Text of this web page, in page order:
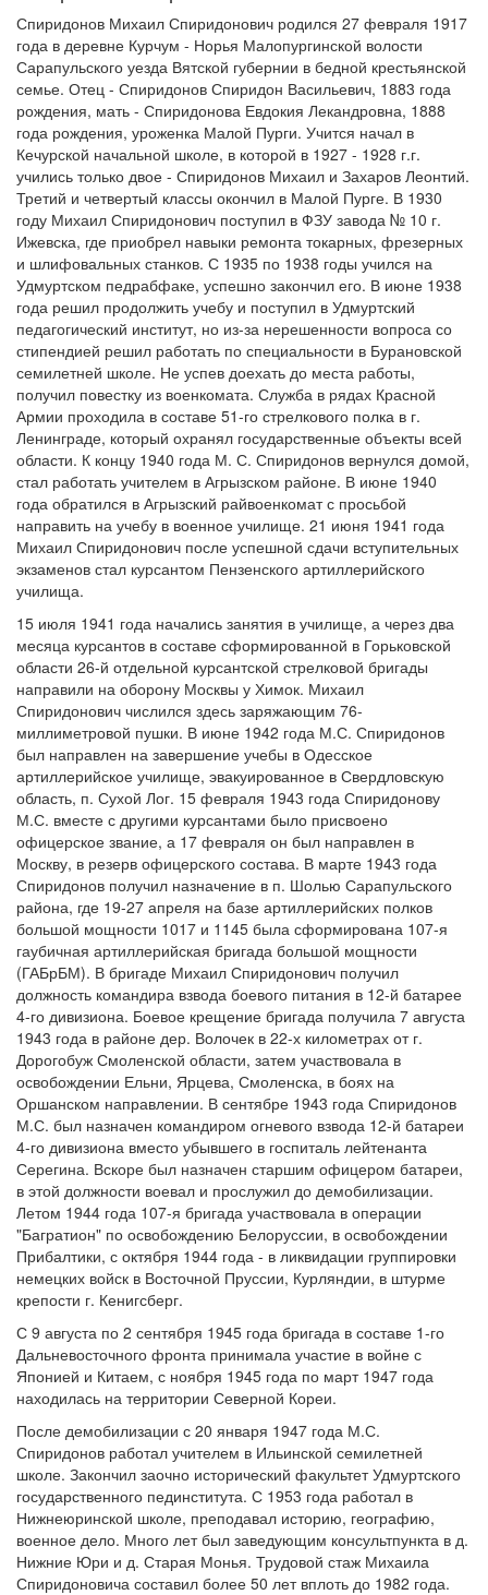
Спиридонов Михаил Спиридонович родился 27 февраля 1917
года в деревне Курчум - Норья Малопургинской волости
Сарапульского уезда Вятской губернии в бедной крестьянской
семье. Отец - Спиридонов Спиридон Васильевич, 1883 года
рождения, мать - Спиридонова Евдокия Лекандровна, 1888
года рождения, уроженка Малой Пурги. Учится начал в
Кечурской начальной школе, в которой в 1927 - 1928 г.г.
учились только двое - Спиридонов Михаил и Захаров Леонтий.
Третий и четвертый классы окончил в Малой Пурге. В 1930
году Михаил Спиридонович поступил в ФЗУ завода № 10 г.
Ижевска, где приобрел навыки ремонта токарных, фрезерных
и шлифовальных станков. С 1935 по 1938 годы учился на
Удмуртском педрабфаке, успешно закончил его. В июне 1938
года решил продолжить учебу и поступил в Удмуртский
педагогический институт, но из-за нерешенности вопроса со
стипендией решил работать по специальности в Бурановской
семилетней школе. Не успев доехать до места работы,
получил повестку из военкомата. Служба в рядах Красной
Армии проходила в составе 51-го стрелкового полка в г.
Ленинграде, который охранял государственные объекты всей
области. К концу 1940 года М. С. Спиридонов вернулся домой,
стал работать учителем в Агрызском районе. В июне 1940
года обратился в Агрызский райвоенкомат с просьбой
направить на учебу в военное училище. 21 июня 1941 года
Михаил Спиридонович после успешной сдачи вступительных
экзаменов стал курсантом Пензенского артиллерийского
училища.
15 июля 1941 года начались занятия в училище, а через два
месяца курсантов в составе сформированной в Горьковской
области 26-й отдельной курсантской стрелковой бригады
направили на оборону Москвы у Химок. Михаил
Спиридонович числился здесь заряжающим 76-
миллиметровой пушки. В июне 1942 года М.С. Спиридонов
был направлен на завершение учебы в Одесское
артиллерийское училище, эвакуированное в Свердловскую
область, п. Сухой Лог. 15 февраля 1943 года Спиридонову
М.С. вместе с другими курсантами было присвоено
офицерское звание, а 17 февраля он был направлен в
Москву, в резерв офицерского состава. В марте 1943 года
Спиридонов получил назначение в п. Шолью Сарапульского
района, где 19-27 апреля на базе артиллерийских полков
большой мощности 1017 и 1145 была сформирована 107-я
гаубичная артиллерийская бригада большой мощности
(ГАБрБМ). В бригаде Михаил Спиридонович получил
должность командира взвода боевого питания в 12-й батарее
4-го дивизиона. Боевое крещение бригада получила 7 августа
1943 года в районе дер. Волочек в 22-х километрах от г.
Дорогобуж Смоленской области, затем участвовала в
освобождении Ельни, Ярцева, Смоленска, в боях на
Оршанском направлении. В сентябре 1943 года Спиридонов
М.С. был назначен командиром огневого взвода 12-й батареи
4-го дивизиона вместо убывшего в госпиталь лейтенанта
Серегина. Вскоре был назначен старшим офицером батареи,
в этой должности воевал и прослужил до демобилизации.
Летом 1944 года 107-я бригада участвовала в операции
"Багратион" по освобождению Белоруссии, в освобождении
Прибалтики, с октября 1944 года - в ликвидации группировки
немецких войск в Восточной Пруссии, Курляндии, в штурме
крепости г. Кенигсберг.
С 9 августа по 2 сентября 1945 года бригада в составе 1-го
Дальневосточного фронта принимала участие в войне с
Японией и Китаем, с ноября 1945 года по март 1947 года
находилась на территории Северной Кореи.
После демобилизации с 20 января 1947 года М.С.
Спиридонов работал учителем в Ильинской семилетней
школе. Закончил заочно исторический факультет Удмуртского
государственного пединститута. С 1953 года работал в
Нижнеюринской школе, преподавал историю, географию,
военное дело. Много лет был заведующим консультпункта в д.
Нижние Юри и д. Старая Монья. Трудовой стаж Михаила
Спиридоновича составил более 50 лет вплоть до 1982 года.